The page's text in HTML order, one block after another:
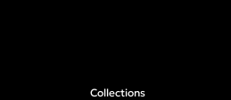
Collections